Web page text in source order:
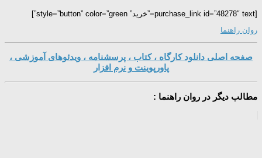
[purchase_link id=”48278″ text=”خرید” style=”button” color=”green”]
روان راهنما
صفحه اصلی دانلود کارگاه ، کتاب ، پرسشنامه ، ویدئوهای آموزشی ،
پاورپوینت و نرم افزار
مطالب دیگر در روان راهنما :